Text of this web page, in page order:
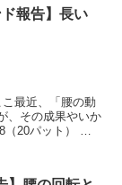
ド報告】長い
最近、「腰の動
、その成果やいか